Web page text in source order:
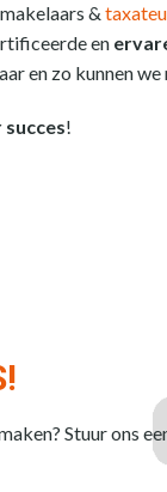
&
en
en zo kunnen
succes!
Stuur ons